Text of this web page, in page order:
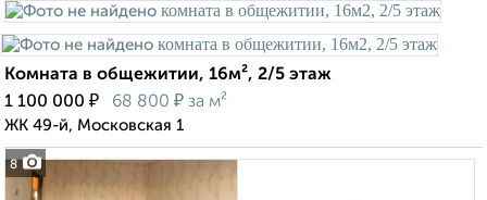
8
Комната в общежитии, 16м², 2/5 этаж
1 100 000 ₽ 68 800 ₽ за м²
ЖК 49-й, Московская 1